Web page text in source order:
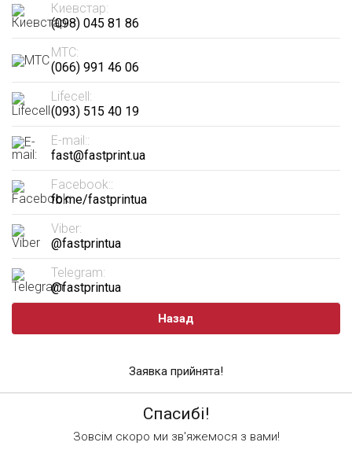
Киевстар:
(098) 045 81 86
МТС:
(066) 991 46 06
Lifecell:
(093) 515 40 19
E-mail::
fast@fastprint.ua
Facebook::
fb.me/fastprintua
Viber:
@fastprintua
Telegram:
@fastprintua
Назад
Заявка прийнята!
Спасибі!
Зовсім скоро ми зв'яжемося з вами!